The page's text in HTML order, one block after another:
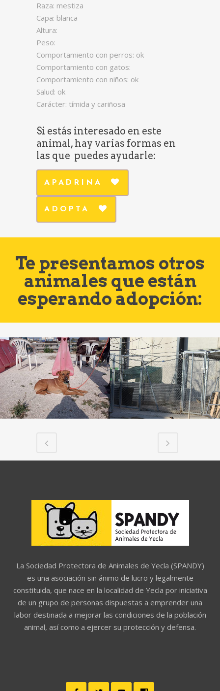
Raza: mestiza
Capa: blanca
Altura:
Peso:
Comportamiento con perros: ok
Comportamiento con gatos:
Comportamiento con niños: ok
Salud: ok
Carácter: tímida y cariñosa
Si estás interesado en este
animal, hay varias formas en
las que puedes ayudarle:
APADRINA
ADOPTA
Te presentamos otros
animales que están
esperando adopción:
La Sociedad Protectora de Animales de Yecla (SPANDY)
es una asociación sin ánimo de lucro y legalmente
constituida, que nace en la localidad de Yecla por iniciativa
de un grupo de personas dispuestas a emprender una
labor destinada a mejorar las condiciones de la población
animal, así como a ejercer su protección y defensa.